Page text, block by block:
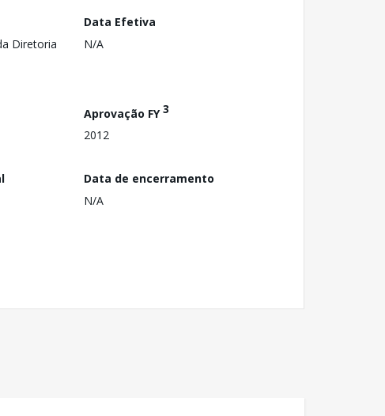
Diretoria
Data Efetiva
N/A
Aprovação FY3
2012
Data de encerramento
N/A